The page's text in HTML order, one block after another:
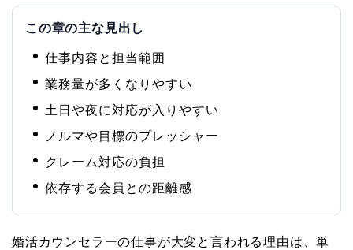
この章の主な見出し
仕事内容と担当範囲
業務量が多くなりやすい
土日や夜に対応が入りやすい
ノルマや目標のプレッシャー
クレーム対応の負担
依存する会員との距離感
婚活カウンセラーの仕事が大変と言われる理由は、単